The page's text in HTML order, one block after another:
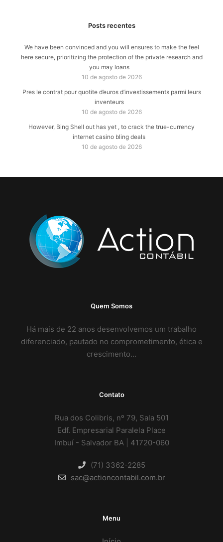
Posts recentes
We have been convinced and you will ensures to make the feel
here secure, prioritizing the protection of the private research and
you may loans
10 de agosto de 2026
Pres le contrat pour quotite d’euros d’investissements parmi leurs
inventeurs
10 de agosto de 2026
However, Bing Shell out has yet , to crack the true-currency
internet casino bling deals
10 de agosto de 2026
Quem Somos
Há mais de 22 anos desenvolvemos um trabalho
diferenciado, pautado no comprometimento, ética e
crescimento…
Contato
Rua dos Colibris, nº 79, Sala 501
Edf. Empresarial Paralela Place
Imbuí - Salvador BA | 41720-060
(71) 3362-2285
sac@actioncontabil.com.br
Menu